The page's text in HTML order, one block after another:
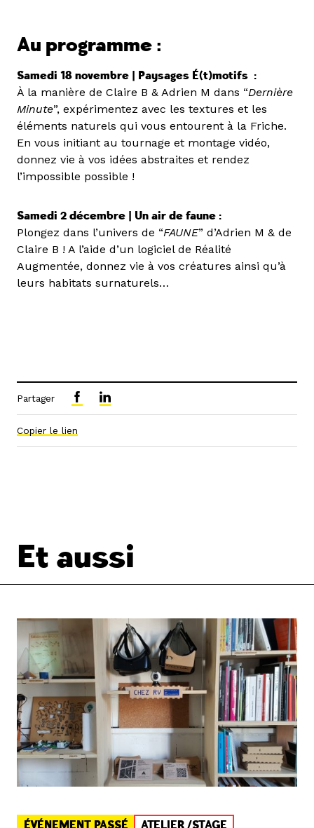
Au programme :
Samedi 18 novembre | Paysages É(t)motifs :
À la manière de Claire B & Adrien M dans “Dernière
Minute”, expérimentez avec les textures et les
éléments naturels qui vous entourent à la Friche.
En vous initiant au tournage et montage vidéo,
donnez vie à vos idées abstraites et rendez
l’impossible possible !
Samedi 2 décembre | Un air de faune :
Plongez dans l’univers de “FAUNE” d’Adrien M & de
Claire B ! A l’aide d’un logiciel de Réalité
Augmentée, donnez vie à vos créatures ainsi qu’à
leurs habitats surnaturels…
Partager
Copier le lien
Et aussi